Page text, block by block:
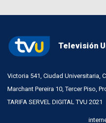
Televisión
Victoria 541, Ciudad Universitaria,
Marchant Pereira 10, Tercer Piso,
TARIFA SERVEL DIGITAL TVU 2021